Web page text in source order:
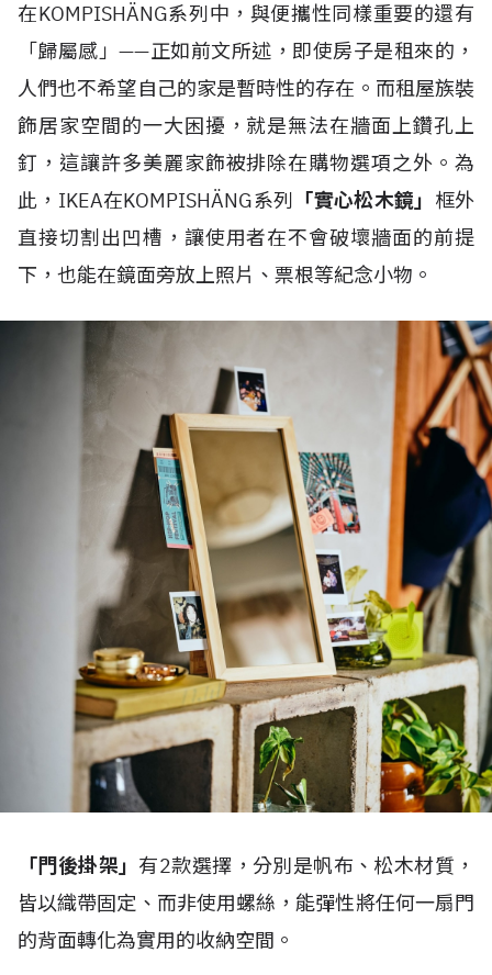
在KOMPISHÄNG系列中，與便攜性同樣重要的還有
「歸屬感」——正如前文所述，即使房子是租來的，
人們也不希望自己的家是暫時性的存在。而租屋族裝
飾居家空間的一大困擾，就是無法在牆面上鑽孔上
釘，這讓許多美麗家飾被排除在購物選項之外。為
此，IKEA在KOMPISHÄNG系列 「實心松木鏡」 框外
直接切割出凹槽，讓使用者在不會破壞牆面的前提
下，也能在鏡面旁放上照片、票根等紀念小物。
「門後掛架」 有2款選擇，分別是帆布、松木材質，
皆以織帶固定、而非使用螺絲，能彈性將任何一扇門
的背面轉化為實用的收納空間。